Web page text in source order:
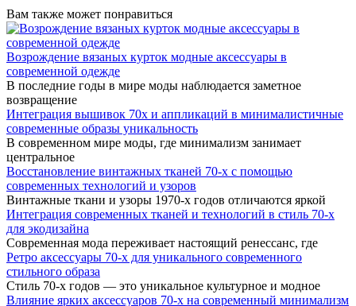
Вам также может понравиться
Возрождение вязаных курток модные аксессуары в
современной одежде
В последние годы в мире моды наблюдается заметное
возвращение
Интеграция вышивок 70х и аппликаций в минималистичные
современные образы уникальность
В современном мире моды, где минимализм занимает
центральное
Восстановление винтажных тканей 70-х с помощью
современных технологий и узоров
Винтажные ткани и узоры 1970-х годов отличаются яркой
Интеграция современных тканей и технологий в стиль 70-х
для экодизайна
Современная мода переживает настоящий ренессанс, где
Ретро аксессуары 70-х для уникального современного
стильного образа
Стиль 70-х годов — это уникальное культурное и модное
Влияние ярких аксессуаров 70-х на современный минимализм